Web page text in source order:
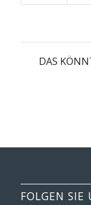
DAS
FOLGEN SIE